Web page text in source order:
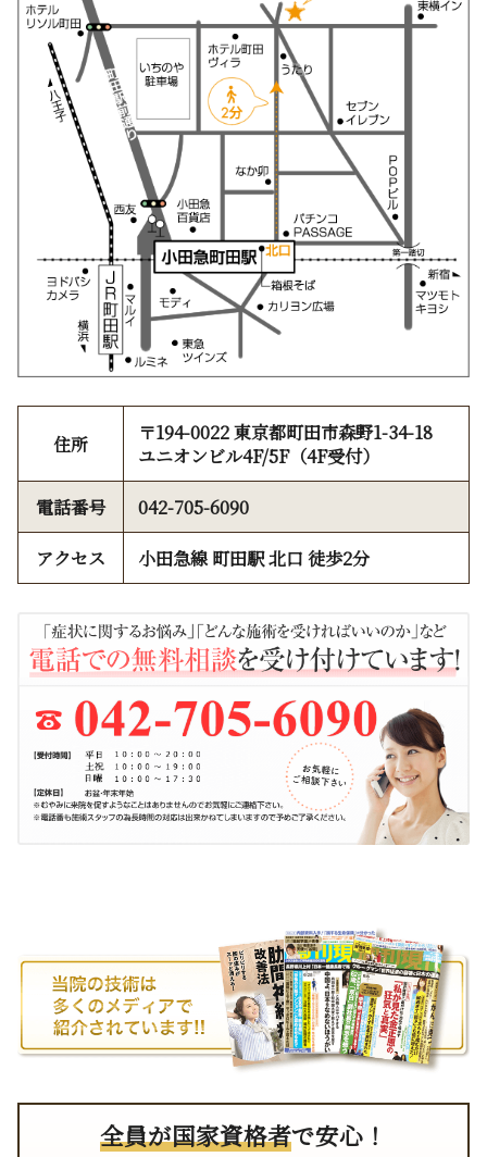
住所
〒194-0022 東京都町田市森野1-34-18
ユニオンビル4F/5F（4F受付）
電話番号
042-705-6090
アクセス
小田急線 町田駅 北口 徒歩2分
全員が国家資格者で安心！